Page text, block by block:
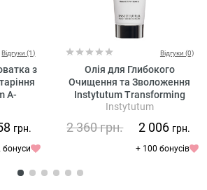
Відгуки (1)
з
A-
грн.
бонуси
Відгуки (0)
Олія для Глибокого
Очищення та Зволоження
Instytutum Transforming
Melting Cleanser
Instytutum
2 360грн. 2 006 грн.
+ 100 бонусів